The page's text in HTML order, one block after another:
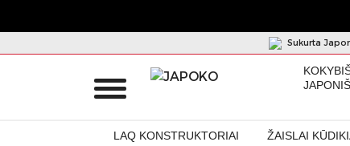
Sukurta
LAQ KONSTRUKTORIAI ŽAISLAI